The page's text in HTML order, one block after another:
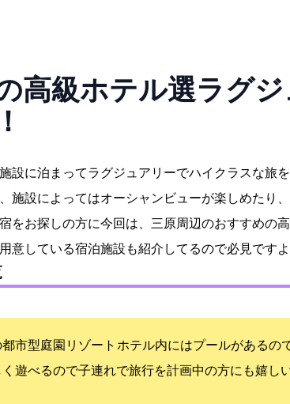
高級ホテル2選!ラグ
設に泊まってラグジュアリーでハイクラスな旅
施設によってはオーシャンビューが楽しめたり
をお探しの方に今回は、三原周辺のおすすめの
意している宿泊施設も紹介してるので必見です
の都市型庭園リゾート ホテル内にはプールがある
遊べるので子連れで旅行を計画中の方にも嬉し